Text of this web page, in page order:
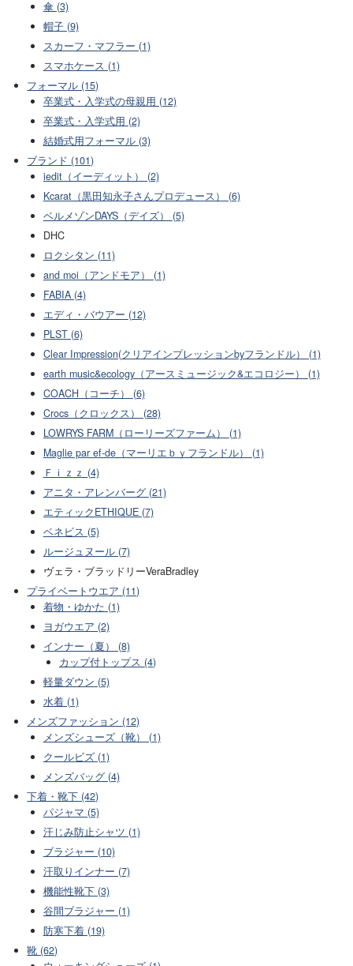
傘 (3)
帽子 (9)
スカーフ・マフラー (1)
スマホケース (1)
フォーマル (15)
卒業式・入学式の母親用 (12)
卒業式・入学式用 (2)
結婚式用フォーマル (3)
ブランド (101)
iedit（イーディット） (2)
Kcarat（黒田知永子さんプロデュース） (6)
ベルメゾンDAYS（デイズ） (5)
DHC
ロクシタン (11)
and moi（アンドモア） (1)
FABIA (4)
エディ・バウアー (12)
PLST (6)
Clear Impression(クリアインプレッションbyフランドル） (1)
earth music&ecology（アースミュージック&エコロジー） (1)
COACH（コーチ） (6)
Crocs（クロックス） (28)
LOWRYS FARM（ローリーズファーム） (1)
Maglie par ef-de（マーリエｂｙフランドル） (1)
Ｆｉｚｚ (4)
アニタ・アレンバーグ (21)
エティックETHIQUE (7)
ベネビス (5)
ルージュヌール (7)
ヴェラ・ブラッドリーVeraBradley
プライベートウエア (11)
着物・ゆかた (1)
ヨガウエア (2)
インナー（夏） (8)
カップ付トップス (4)
軽量ダウン (5)
水着 (1)
メンズファッション (12)
メンズシューズ（靴） (1)
クールビズ (1)
メンズバッグ (4)
下着・靴下 (42)
パジャマ (5)
汗じみ防止シャツ (1)
ブラジャー (10)
汗取りインナー (7)
機能性靴下 (3)
谷間ブラジャー (1)
防寒下着 (19)
靴 (62)